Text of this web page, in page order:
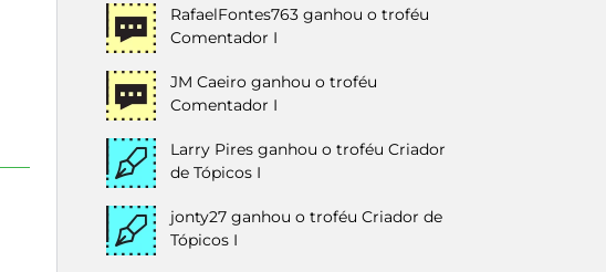
RafaelFontes763 ganhou o troféu
Comentador I
JM Caeiro ganhou o troféu
Comentador I
Larry Pires ganhou o troféu Criador
de Tópicos I
jonty27 ganhou o troféu Criador de
Tópicos I